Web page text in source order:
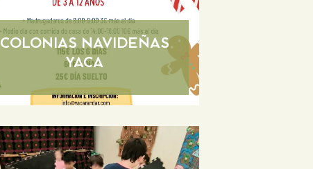
COLONIAS NAVIDEÑAS
YACA